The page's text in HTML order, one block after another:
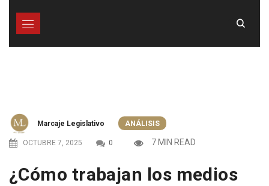
Marcaje Legislativo ANÁLISIS
OCTUBRE 7, 2025 0 7 MIN READ
¿Cómo trabajan los medios